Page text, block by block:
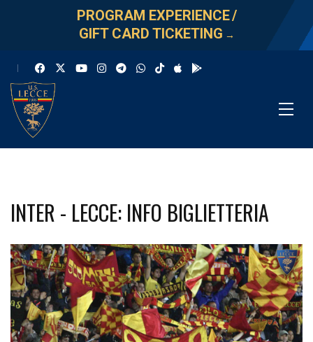
PROGRAM EXPERIENCE/
GIFT CARD TICKETING →
INTER - LECCE: INFO BIGLIETTERIA